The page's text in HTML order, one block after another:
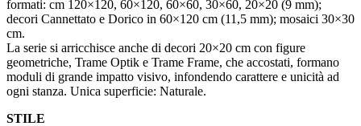
formati: cm 120×120, 60×120, 60×60, 30×60, 20×20 (9 mm);
decori Cannettato e Dorico in 60×120 cm (11,5 mm); mosaici 30×30
cm.
La serie si arricchisce anche di decori 20×20 cm con figure
geometriche, Trame Optik e Trame Frame, che accostati, formano
moduli di grande impatto visivo, infondendo carattere e unicità ad
ogni stanza. Unica superficie: Naturale.
STILE